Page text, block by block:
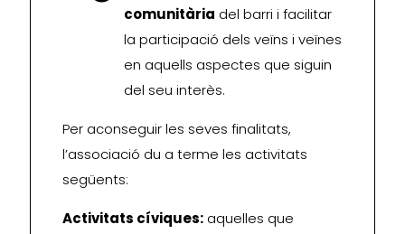
comunitària del barri i facilitar
la participació dels veïns i veïnes
en aquells aspectes que siguin
del seu interès.
Per aconseguir les seves finalitats,
l’associació du a terme les activitats
següents:
Activitats cíviques: aquelles que